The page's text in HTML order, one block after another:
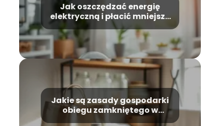
Jak oszczędzać energię
elektryczną i płacić mniejsze
rachunki?
Jakie są zasady gospodarki
obiegu zamkniętego w
codziennym życiu?